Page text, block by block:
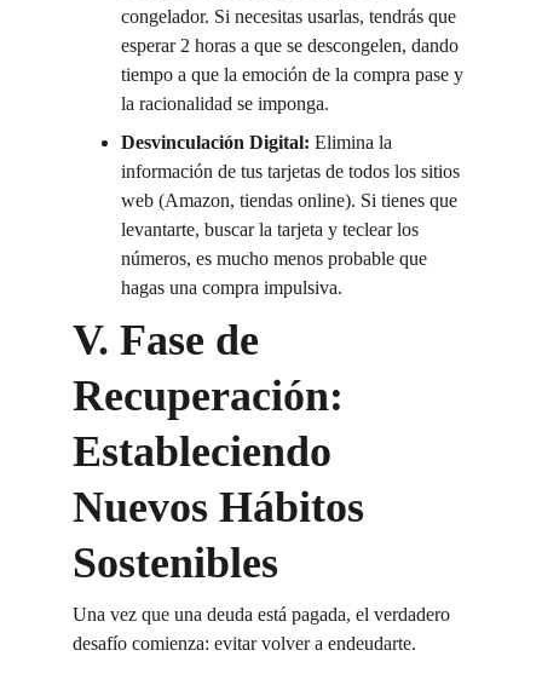
congelador. Si necesitas usarlas, tendrás que
esperar 2 horas a que se descongelen, dando
tiempo a que la emoción de la compra pase y
la racionalidad se imponga.
Desvinculación Digital: Elimina la
información de tus tarjetas de todos los sitios
web (Amazon, tiendas online). Si tienes que
levantarte, buscar la tarjeta y teclear los
números, es mucho menos probable que
hagas una compra impulsiva.
V. Fase de
Recuperación:
Estableciendo
Nuevos Hábitos
Sostenibles
Una vez que una deuda está pagada, el verdadero
desafío comienza: evitar volver a endeudarte.